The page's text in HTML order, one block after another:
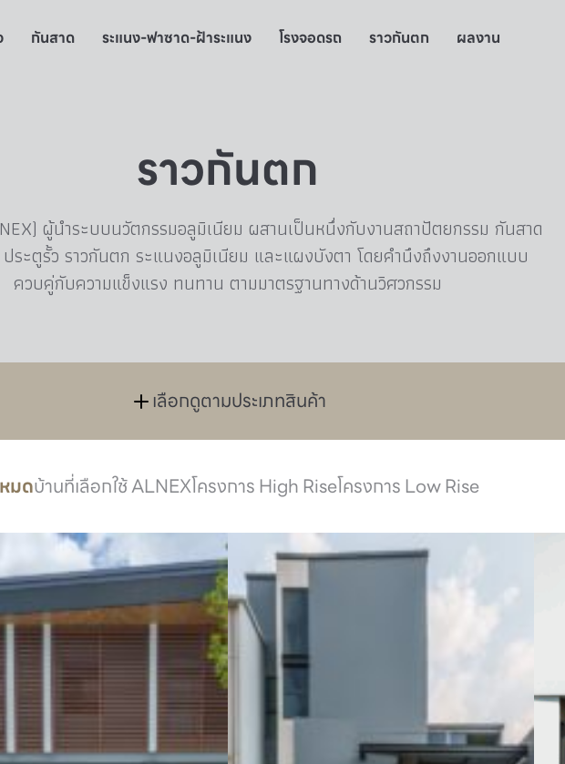
กันสาด ระแนง-ฟาซาด-ฝ้าระแนง โรงจอดรถ ราวกันตก ผลงาน
ราวกันตก
ผู้นำระบบนวัตกรรมอลูมิเนียม ผสานเป็นหนึ่งกับงานสถาปัตยกรรม กันสาด
ประตูรั้ว ราวกันตก ระแนงอลูมิเนียม และแผงบังตา โดยคำนึงถึงงานออกแบบ
ควบคู่กับความแข็งแรง ทนทาน ตามมาตรฐานทางด้านวิศวกรรม
เลือกดูตามประเภทสินค้า
มดบ้านที่เลือกใช้ ALNEXโครงการ High Riseโครงการ Low Rise